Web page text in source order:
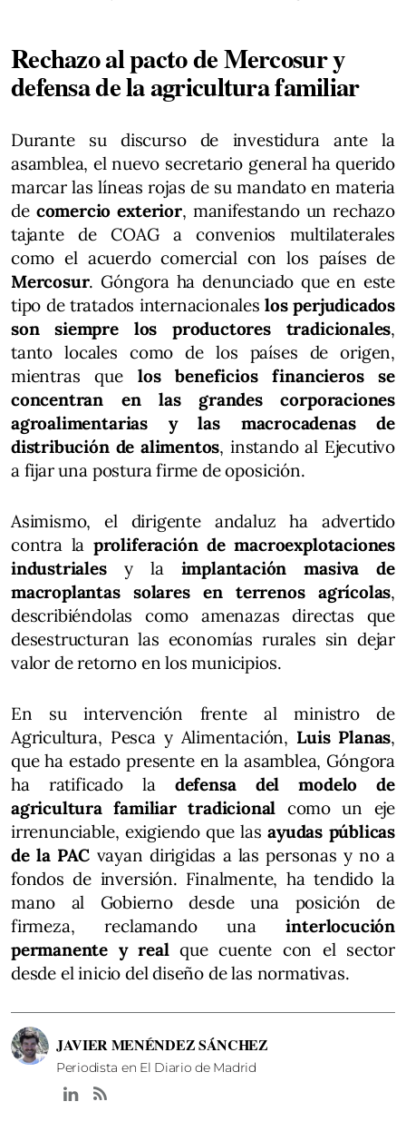
Rechazo al pacto de Mercosur y
defensa de la agricultura familiar
Durante su discurso de investidura ante la
asamblea, el nuevo secretario general ha querido
marcar las líneas rojas de su mandato en materia
de comercio exterior, manifestando un rechazo
tajante de COAG a convenios multilaterales
como el acuerdo comercial con los países de
Mercosur. Góngora ha denunciado que en este
tipo de tratados internacionales los perjudicados
son siempre los productores tradicionales,
tanto locales como de los países de origen,
mientras que los beneficios financieros se
concentran en las grandes corporaciones
agroalimentarias y las macrocadenas de
distribución de alimentos, instando al Ejecutivo
a fijar una postura firme de oposición.
Asimismo, el dirigente andaluz ha advertido
contra la proliferación de macroexplotaciones
industriales y la implantación masiva de
macroplantas solares en terrenos agrícolas,
describiéndolas como amenazas directas que
desestructuran las economías rurales sin dejar
valor de retorno en los municipios.
En su intervención frente al ministro de
Agricultura, Pesca y Alimentación, Luis Planas,
que ha estado presente en la asamblea, Góngora
ha ratificado la defensa del modelo de
agricultura familiar tradicional como un eje
irrenunciable, exigiendo que lasayudas públicas
de la PAC vayan dirigidas a las personas y no a
fondos de inversión. Finalmente, ha tendido la
mano al Gobierno desde una posición de
firmeza, reclamando unainterlocución
permanente y realque cuente con el sector
desde el inicio del diseño de las normativas.
JAVIER MENÉNDEZ SÁNCHEZ
Periodista en El Diario de Madrid